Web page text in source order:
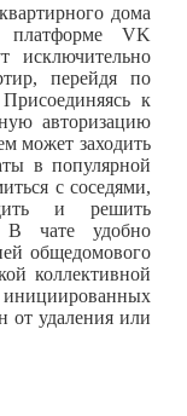
дома
VK
исключительно
перейдя по
к
авторизацию
может заходить
в популярной
с соседями,
и решить
В чате удобно
общедомового
коллективной
удаления или